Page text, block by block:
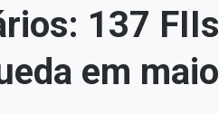
137
em maio